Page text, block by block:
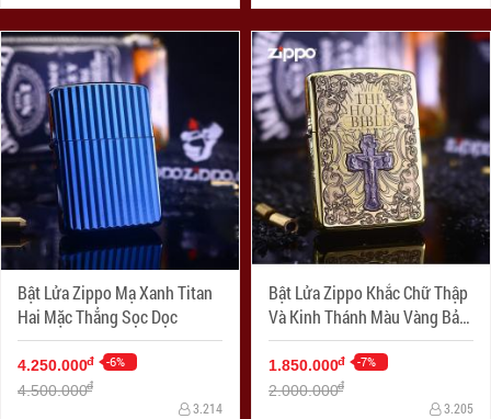
Bật Lửa Zippo Mạ Xanh Titan
Hai Mặc Thẳng Sọc Dọc
4.250.000đ -6%
4.500.000đ
3.214
Bật Lửa Zippo Khắc Chữ Thập
Và Kinh Thánh Màu Vàng Bản
Ốp Nổi Bản Amor
1.850.000đ -7%
2.000.000đ
3.205